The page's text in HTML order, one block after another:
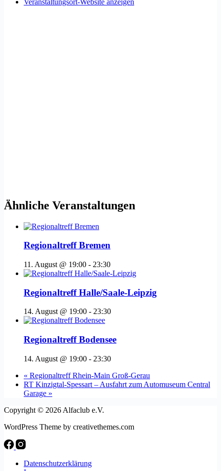
Ähnliche Veranstaltungen
Regionaltreff Bremen
11. August @ 19:00 - 23:30
Regionaltreff Halle/Saale-Leipzig
14. August @ 19:00 - 23:30
Regionaltreff Bodensee
14. August @ 19:00 - 23:30
« Regionaltreff Rhein-Main Groß-Gerau
RT Kinzigtal-Spessart – Ausfahrt zum Automuseum Central
Garage »
Copyright © 2026 Alfaclub e.V.
WordPress Theme by creativethemes.com
Datenschutzerklärung